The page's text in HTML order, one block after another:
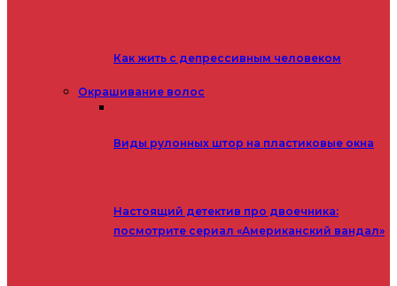
Как жить с депрессивным человеком
Окрашивание волос
Виды рулонных штор на пластиковые окна
Настоящий детектив про двоечника:
посмотрите сериал «Американский вандал»